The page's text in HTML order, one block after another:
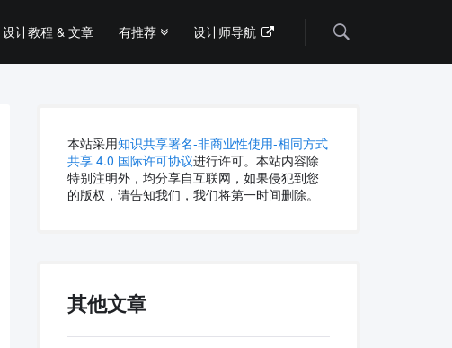
设计教程 & 文章 有推荐 设计师导航
本站采用知识共享署名-非商业性使用-相同方式
共享 4.0 国际许可协议进行许可。本站内容除
特别注明外，均分享自互联网，如果侵犯到您
的版权，请告知我们，我们将第一时间删除。
其他文章